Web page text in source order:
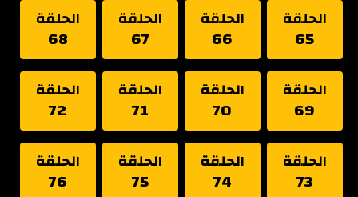
الحلقة
65
الحلقة
66
الحلقة
67
الحلقة
68
الحلقة
69
الحلقة
70
الحلقة
71
الحلقة
72
الحلقة
73
الحلقة
74
الحلقة
75
الحلقة
76